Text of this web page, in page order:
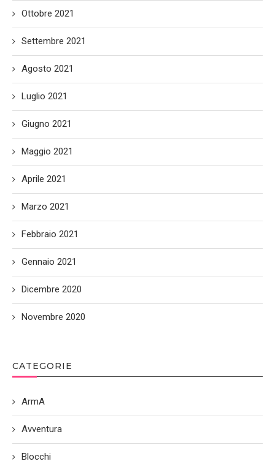
Ottobre 2021
Settembre 2021
Agosto 2021
Luglio 2021
Giugno 2021
Maggio 2021
Aprile 2021
Marzo 2021
Febbraio 2021
Gennaio 2021
Dicembre 2020
Novembre 2020
CATEGORIE
ArmA
Avventura
Blocchi